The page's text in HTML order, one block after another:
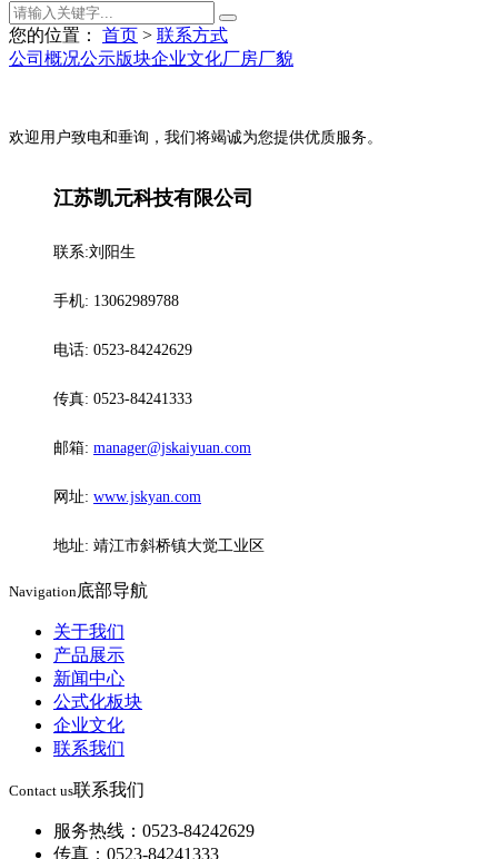
您的位置： 首页 > 联系方式
公司概况公示版块企业文化厂房厂貌
欢迎用户致电和垂询，我们将竭诚为您提供优质服务。
江苏凯元科技有限公司
联系:刘阳生
手机: 13062989788
电话: 0523-84242629
传真: 0523-84241333
邮箱: manager@jskaiyuan.com
网址: www.jskyan.com
地址: 靖江市斜桥镇大觉工业区
Navigation底部导航
关于我们
产品展示
新闻中心
公式化板块
企业文化
联系我们
Contact us联系我们
服务热线：0523-84242629
传真：0523-84241333